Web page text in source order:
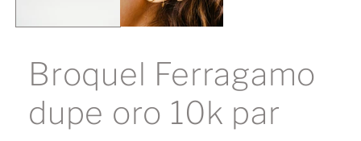
Broquel Ferragamo
dupe oro 10k par